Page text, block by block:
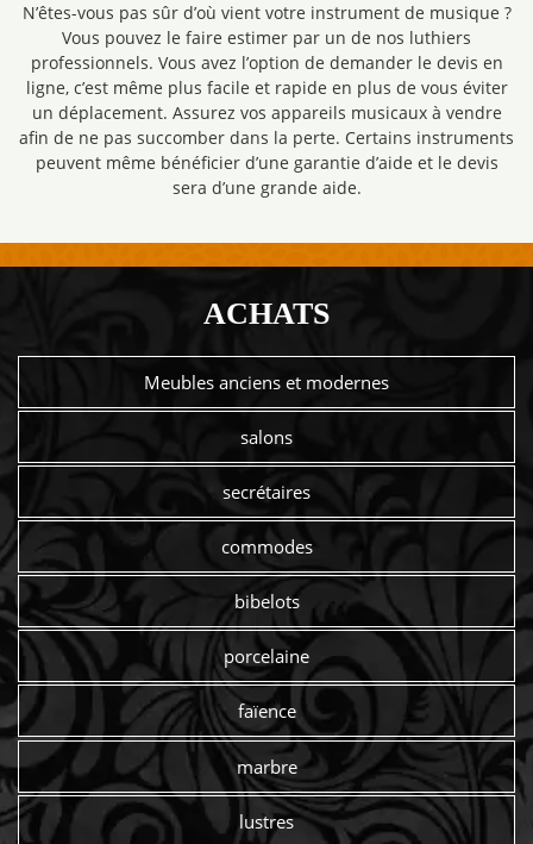
N’êtes-vous pas sûr d’où vient votre instrument de musique ?
Vous pouvez le faire estimer par un de nos luthiers
professionnels. Vous avez l’option de demander le devis en
ligne, c’est même plus facile et rapide en plus de vous éviter
un déplacement. Assurez vos appareils musicaux à vendre
afin de ne pas succomber dans la perte. Certains instruments
peuvent même bénéficier d’une garantie d’aide et le devis
sera d’une grande aide.
ACHATS
Meubles anciens et modernes
salons
secrétaires
commodes
bibelots
porcelaine
faïence
marbre
lustres